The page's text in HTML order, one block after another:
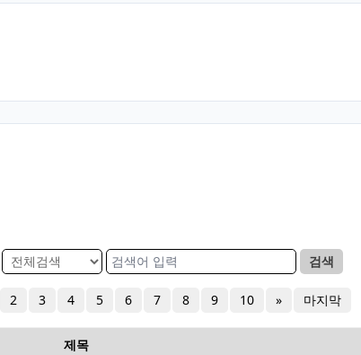
검색
2 3 4 5 6 7 8 9 10 » 마지막
제목